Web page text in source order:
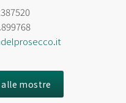
mostre